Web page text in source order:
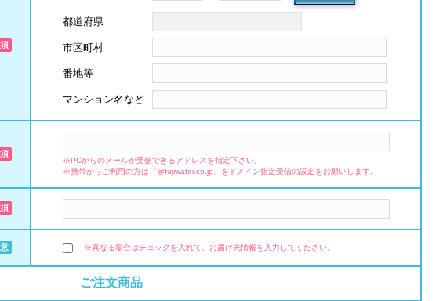
都道府県
市区町村
番地等
マンション名など
※PCからのメールが受信できるアドレスを指定下さい。
※携帯からご利用の方は「@fujiwater.co.jp」をドメイン指定受信の設定をお願いします。
※異なる場合はチェックを入れて、お届け先情報を入力してください。
ご注文商品